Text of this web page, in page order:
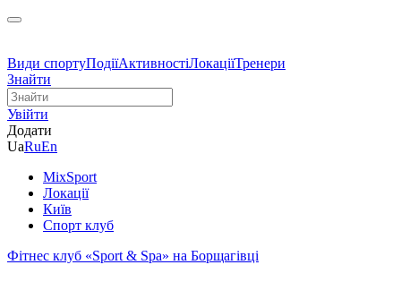
Види спортуПодіїАктивностіЛокаціїТренери
Знайти
Увійти
Додати
UaRuEn
MixSport
Локації
Київ
Спорт клуб
Фітнес клуб «Sport & Spa» на Борщагівці